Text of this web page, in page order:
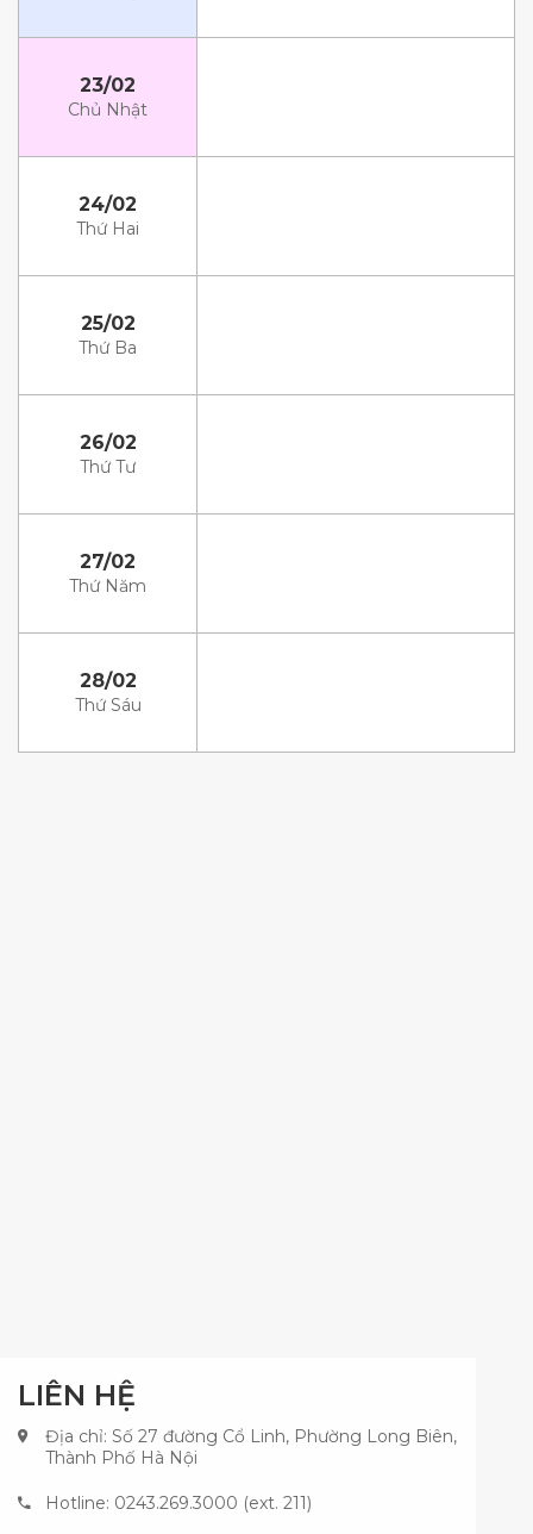
23/02
Chủ Nhật
24/02
Thứ Hai
25/02
Thứ Ba
26/02
Thứ Tư
27/02
Thứ Năm
28/02
Thứ Sáu
LIÊN HỆ
Địa chỉ: Số 27 đường Cổ Linh, Phường Long Biên,
Thành Phố Hà Nội
Hotline: 0243.269.3000 (ext. 211)